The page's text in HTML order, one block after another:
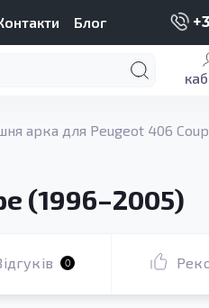
Блог
арка для Peugeot 406
(1996–2005)
0